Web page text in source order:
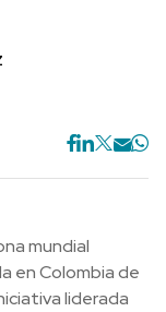
mundial
en Colombia de
liderada